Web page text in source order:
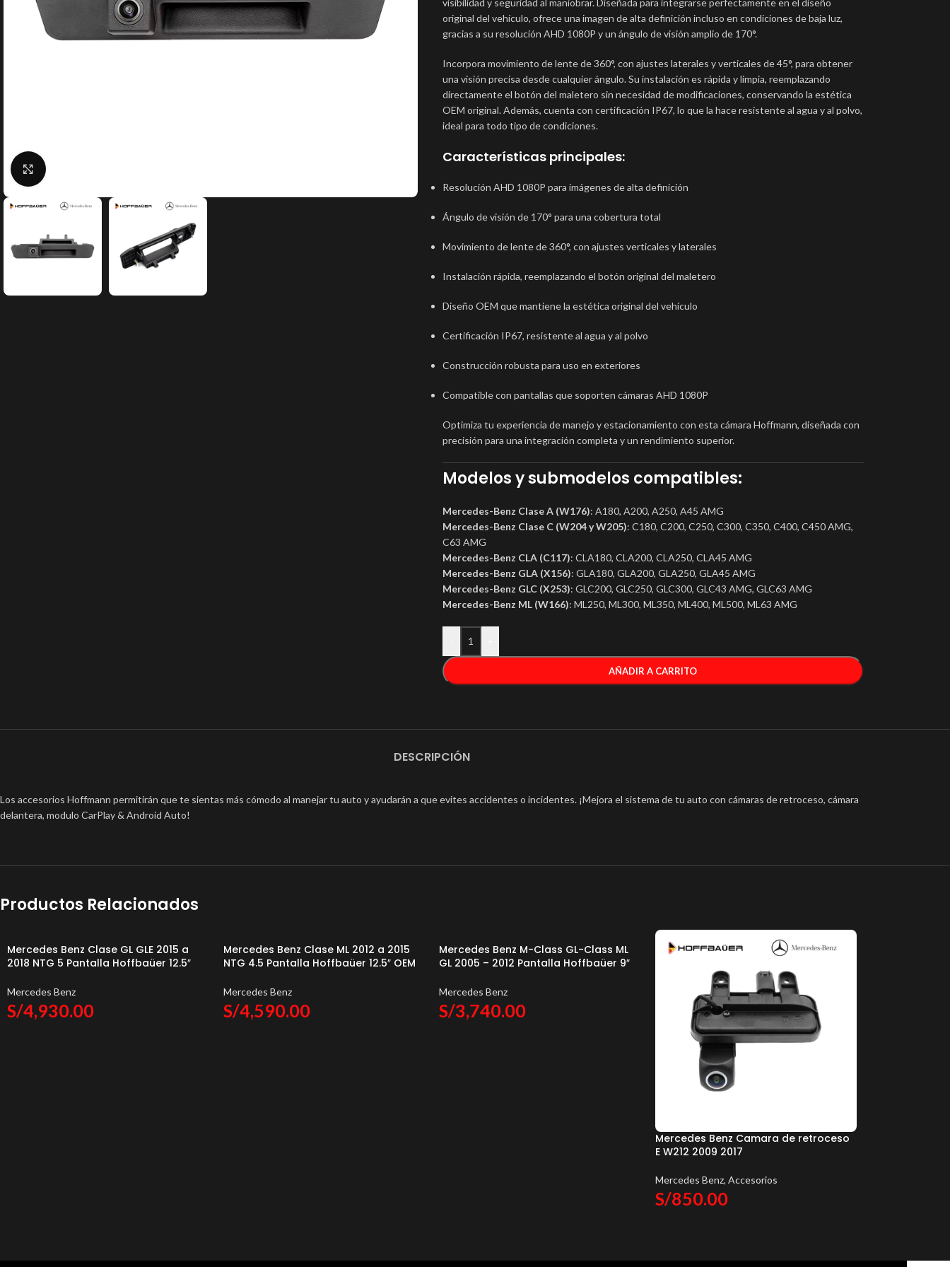
visibilidad y seguridad al maniobrar. Diseñada para integrarse perfectamente en el diseño
original del vehículo, ofrece una imagen de alta definición incluso en condiciones de baja luz,
gracias a su resolución AHD 1080P y un ángulo de visión amplio de 170°.
Incorpora movimiento de lente de 360°, con ajustes laterales y verticales de 45°, para obtener
una visión precisa desde cualquier ángulo. Su instalación es rápida y limpia, reemplazando
directamente el botón del maletero sin necesidad de modificaciones, conservando la estética
OEM original. Además, cuenta con certificación IP67, lo que la hace resistente al agua y al polvo,
ideal para todo tipo de condiciones.
Características principales:
Resolución AHD 1080P para imágenes de alta definición
Ángulo de visión de 170° para una cobertura total
Movimiento de lente de 360°, con ajustes verticales y laterales
Instalación rápida, reemplazando el botón original del maletero
Diseño OEM que mantiene la estética original del vehículo
Certificación IP67, resistente al agua y al polvo
Construcción robusta para uso en exteriores
Compatible con pantallas que soporten cámaras AHD 1080P
Optimiza tu experiencia de manejo y estacionamiento con esta cámara Hoffmann, diseñada con
precisión para una integración completa y un rendimiento superior.
Modelos y submodelos compatibles:
Mercedes-Benz Clase A (W176): A180, A200, A250, A45 AMG
Mercedes-Benz Clase C (W204 y W205): C180, C200, C250, C300, C350, C400, C450 AMG,
C63 AMG
Mercedes-Benz CLA (C117): CLA180, CLA200, CLA250, CLA45 AMG
Mercedes-Benz GLA (X156): GLA180, GLA200, GLA250, GLA45 AMG
Mercedes-Benz GLC (X253): GLC200, GLC250, GLC300, GLC43 AMG, GLC63 AMG
Mercedes-Benz ML (W166): ML250, ML300, ML350, ML400, ML500, ML63 AMG
AÑADIR A CARRITO
DESCRIPCIÓN
Los accesorios Hoffmann permitirán que te sientas más cómodo al manejar tu auto y ayudarán a que evites accidentes o incidentes. ¡Mejora el sistema de tu auto con cámaras de retroceso, cámara
delantera, modulo CarPlay & Android Auto!
Productos Relacionados
Mercedes Benz Clase GL GLE 2015 a
2018 NTG 5 Pantalla Hoffbaüer 12.5″
Mercedes Benz
S/4,930.00
Mercedes Benz Clase ML 2012 a 2015
NTG 4.5 Pantalla Hoffbaüer 12.5″ OEM
Mercedes Benz
S/4,590.00
Mercedes Benz M-Class GL-Class ML
GL 2005 – 2012 Pantalla Hoffbaüer 9″
Mercedes Benz
S/3,740.00
Mercedes Benz Camara de retroceso
E W212 2009 2017
Mercedes Benz, Accesorios
S/850.00